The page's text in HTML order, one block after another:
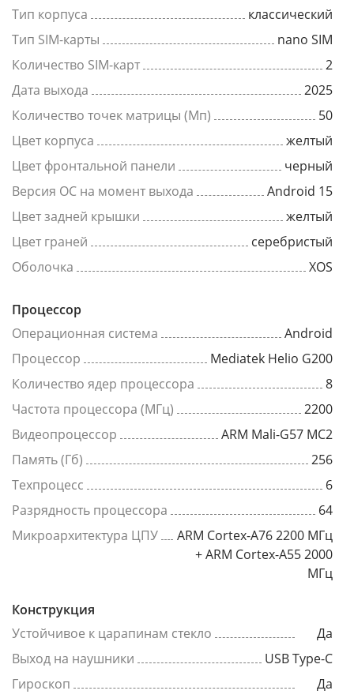
Тип корпуса
классический
Тип SIM-карты
nano SIM
Количество SIM-карт
2
Дата выхода
2025
Количество точек матрицы (Мп)
50
Цвет корпуса
желтый
Цвет фронтальной панели
черный
Версия ОС на момент выхода
Android 15
Цвет задней крышки
желтый
Цвет граней
серебристый
Оболочка
XOS
Процессор
Операционная система
Android
Процессор
Mediatek Helio G200
Количество ядер процессора
8
Частота процессора (МГц)
2200
Видеопроцессор
ARM Mali-G57 MC2
Память (Гб)
256
Техпроцесс
6
Разрядность процессора
64
Микроархитектура ЦПУ
ARM Cortex-A76 2200 МГц
+ ARM Cortex-A55 2000
МГц
Конструкция
Устойчивое к царапинам стекло
Да
Выход на наушники
USB Type-C
Гироскоп
Да